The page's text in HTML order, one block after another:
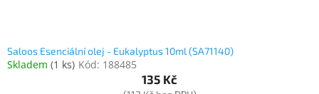
Saloos Esenciální olej - Eukalyptus 10ml (SA71140)
Skladem (1 ks) Kód: 188485
135 Kč